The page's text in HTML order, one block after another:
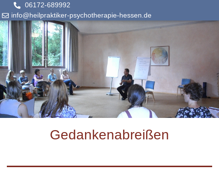
06172-689992
info@heilpraktiker-psychotherapie-hessen.de
Gedankenabreißen